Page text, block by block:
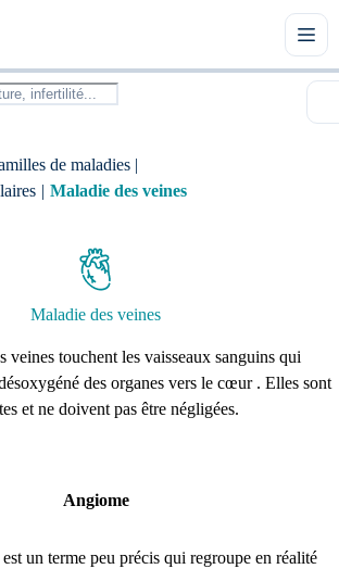
de maladies |
| Maladie des veines
Maladie des veines
veines touchent les vaisseaux sanguins qui
des organes vers le cœur . Elles sont
et ne doivent pas être négligées.
Angiome
un terme peu précis qui regroupe en réalité